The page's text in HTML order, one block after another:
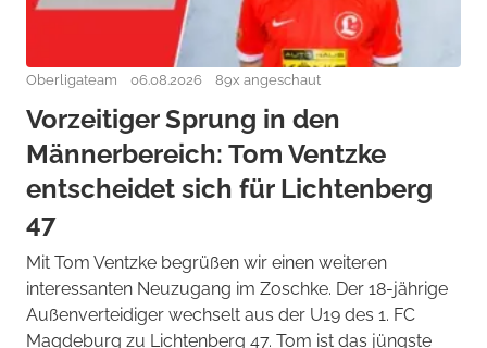
Oberligateam 06.08.2026 89x angeschaut
Vorzeitiger Sprung in den
Männerbereich: Tom Ventzke
entscheidet sich für Lichtenberg
47
Mit Tom Ventzke begrüßen wir einen weiteren
interessanten Neuzugang im Zoschke. Der 18-jährige
Außenverteidiger wechselt aus der U19 des 1. FC
Magdeburg zu Lichtenberg 47. Tom ist das jüngste